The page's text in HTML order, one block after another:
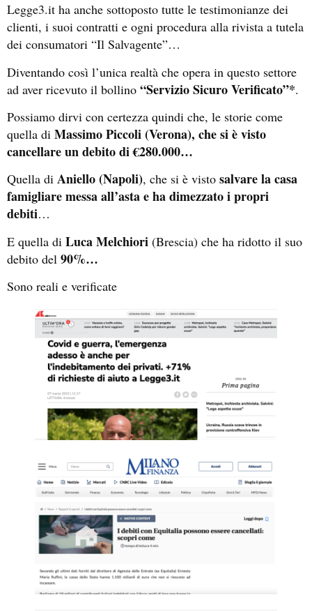
Legge3.it ha anche sottoposto tutte le testimonianze dei
clienti, i suoi contratti e ogni procedura alla rivista a tutela
dei consumatori “Il Salvagente”…
Diventando così l’unica realtà che opera in questo settore
ad aver ricevuto il bollino “Servizio Sicuro Verificato”*.
Possiamo dirvi con certezza quindi che, le storie come
quella di Massimo Piccoli (Verona), che si è visto
cancellare un debito di €280.000…
Quella di Aniello (Napoli), che si è visto salvare la casa
famigliare messa all’asta e ha dimezzato i propri
debiti…
E quella di Luca Melchiori (Brescia) che ha ridotto il suo
debito del 90%…
Sono reali e verificate